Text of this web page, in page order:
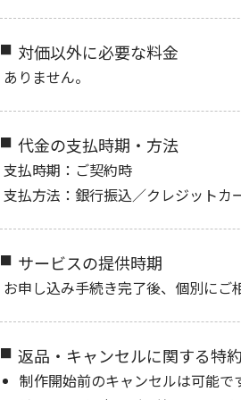
対価以外に必要な料金
ありません。
代金の支払時期・方法
支払時期：ご契約時
支払方法：銀行振込／クレジットカ
サービスの提供時期
お申し込み手続き完了後、個別にご
返品・キャンセルに関する特約
制作開始前のキャンセルは可能で